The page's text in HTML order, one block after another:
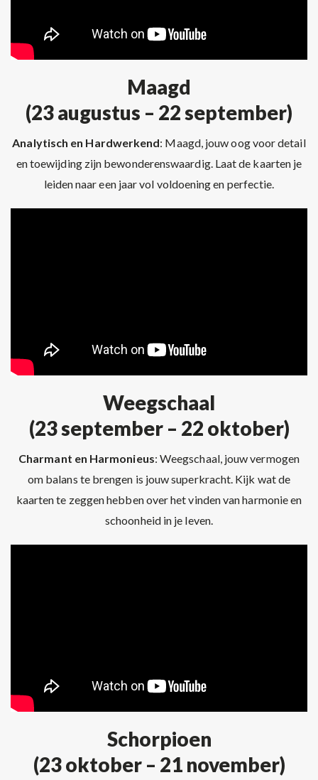
Maagd
(23 augustus – 22 september)
Analytisch en Hardwerkend: Maagd, jouw oog voor detail
en toewijding zijn bewonderenswaardig. Laat de kaarten je
leiden naar een jaar vol voldoening en perfectie.
Weegschaal
(23 september – 22 oktober)
Charmant en Harmonieus: Weegschaal, jouw vermogen
om balans te brengen is jouw superkracht. Kijk wat de
kaarten te zeggen hebben over het vinden van harmonie en
schoonheid in je leven.
Schorpioen
(23 oktober – 21 november)